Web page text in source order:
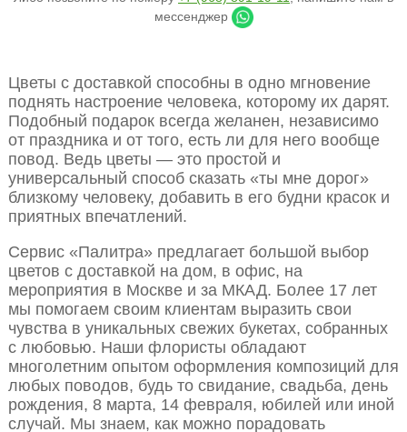
мессенджер
Цветы с доставкой способны в одно мгновение
поднять настроение человека, которому их дарят.
Подобный подарок всегда желанен, независимо
от праздника и от того, есть ли для него вообще
повод. Ведь цветы — это простой и
универсальный способ сказать «ты мне дорог»
близкому человеку, добавить в его будни красок и
приятных впечатлений.
Сервис «Палитра» предлагает большой выбор
цветов с доставкой на дом, в офис, на
мероприятия в Москве и за МКАД. Более 17 лет
мы помогаем своим клиентам выразить свои
чувства в уникальных свежих букетах, собранных
с любовью. Наши флористы обладают
многолетним опытом оформления композиций для
любых поводов, будь то свидание, свадьба, день
рождения, 8 марта, 14 февраля, юбилей или иной
случай. Мы знаем, как можно порадовать